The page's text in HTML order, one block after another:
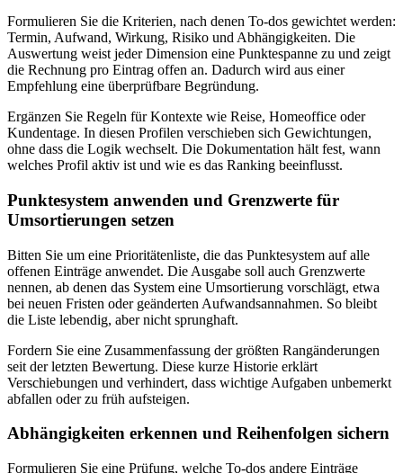
Formulieren Sie die Kriterien, nach denen To-dos gewichtet werden:
Termin, Aufwand, Wirkung, Risiko und Abhängigkeiten. Die
Auswertung weist jeder Dimension eine Punktespanne zu und zeigt
die Rechnung pro Eintrag offen an. Dadurch wird aus einer
Empfehlung eine überprüfbare Begründung.
Ergänzen Sie Regeln für Kontexte wie Reise, Homeoffice oder
Kundentage. In diesen Profilen verschieben sich Gewichtungen,
ohne dass die Logik wechselt. Die Dokumentation hält fest, wann
welches Profil aktiv ist und wie es das Ranking beeinflusst.
Punktesystem anwenden und Grenzwerte für
Umsortierungen setzen
Bitten Sie um eine Prioritätenliste, die das Punktesystem auf alle
offenen Einträge anwendet. Die Ausgabe soll auch Grenzwerte
nennen, ab denen das System eine Umsortierung vorschlägt, etwa
bei neuen Fristen oder geänderten Aufwandsannahmen. So bleibt
die Liste lebendig, aber nicht sprunghaft.
Fordern Sie eine Zusammenfassung der größten Rangänderungen
seit der letzten Bewertung. Diese kurze Historie erklärt
Verschiebungen und verhindert, dass wichtige Aufgaben unbemerkt
abfallen oder zu früh aufsteigen.
Abhängigkeiten erkennen und Reihenfolgen sichern
Formulieren Sie eine Prüfung, welche To-dos andere Einträge